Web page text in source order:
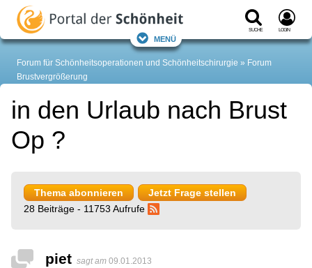
Suche Login
Menü
Forum für Schönheitsoperationen und Schönheitschirurgie
Forum
Brustvergrößerung
in den Urlaub nach Brust
Op ?
Thema abonnieren
Jetzt Frage stellen
28 Beiträge - 11753 Aufrufe
piet sagt am 09.01.2013